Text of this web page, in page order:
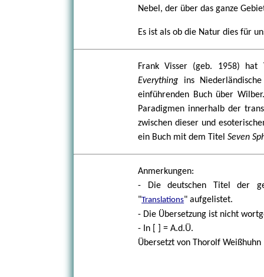
Nebel, der über das ganze
Es ist als ob die Natur dies für
Frank Visser (geb. 1958) hat
Everything ins
einführenden Buch über
Paradigmen innerhalb der
zwischen dieser und
ein Buch mit dem TitelSeven
Anmerkungen:
- Die deutschen Titel der
"Translations" aufgelistet.
- Die Übersetzung ist nicht
- In [ ] = A.d.Ü.
Übersetzt von Thorolf Weißhuhn